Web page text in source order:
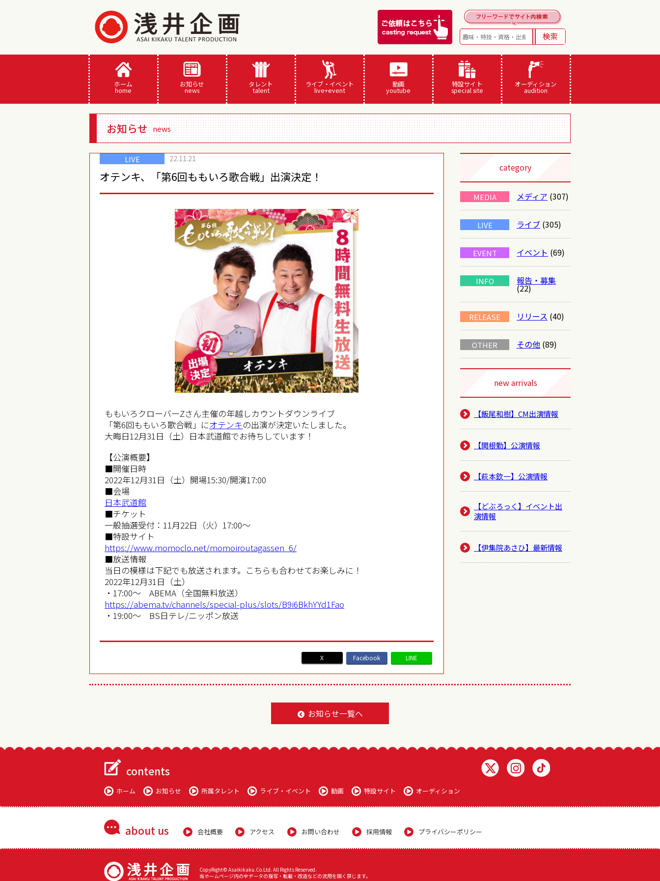
ホーム
home
お知らせ
news
タレント
talent
ライブ・イベント
live+event
動画
youtube
特設サイト
special site
オーディション
audition
お知らせ news
LIVE 22.11.21
オテンキ、「第6回ももいろ歌合戦」出演決定！
ももいろクローバーZさん主催の年越しカウントダウンライブ
「第6回ももいろ歌合戦」にオテンキの出演が決定いたしました。
大晦日12月31日（土）日本武道館でお待ちしています！
【公演概要】
■開催日時
2022年12月31日（土）開場15:30/開演17:00
■会場
日本武道館
■チケット
一般抽選受付：11月22日（火）17:00～
■特設サイト
https://www.momoclo.net/momoiroutagassen_6/
■放送情報
当日の模様は下記でも放送されます。こちらも合わせてお楽しみに！
2022年12月31日（土）
・17:00～ ABEMA（全国無料放送）
https://abema.tv/channels/special-plus/slots/B9i6BkhYYd1Fao
・19:00～ BS日テレ/ニッポン放送
LINE
Facebook
X
category
MEDIA メディア (307)
LIVE ライブ (305)
EVENT イベント (69)
INFO 報告・募集
(22)
RELEASE リリース (40)
OTHER その他 (89)
new arrivals
【飯尾和樹】CM出演情報
【関根勤】公演情報
【萩本欽一】公演情報
【どぶろっく】イベント出
演情報
【伊集院あさひ】最新情報
お知らせ一覧へ
contents
ホーム お知らせ 所属タレント ライブ・イベント 動画 特設サイト オーディション
Twitter 浅井企画Instagram 浅井企画
about us 会社概要 アクセス お問い合わせ 採用情報 プライバシーポリシー
CopyRight© Asaikikaku.Co.Ltd. All Rights Reserved.
当ホームページ内の全データの複写・転載・改造などの流用を固く禁じます。